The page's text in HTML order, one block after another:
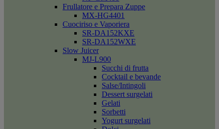
Frullatore e Prepara Zuppe
MX-HG4401
Cuociriso e Vaporiera
SR-DA152KXE
SR-DA152WXE
Slow Juicer
MJ-L900
Succhi di frutta
Cocktail e bevande
Salse/Intingoli
Dessert surgelati
Gelati
Sorbetti
Yogurt surgelati